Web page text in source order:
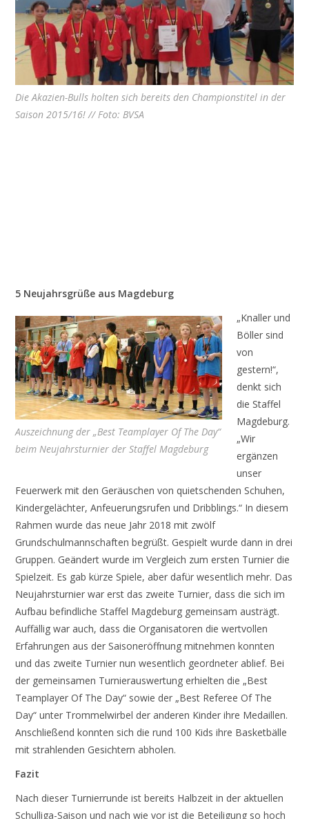
Die Akazien-Bulls holten sich bereits den Championstitel in der
Saison 2015/16! // Foto: BVSA
5 Neujahrsgrüße aus Magdeburg
Auszeichnung der „Best Teamplayer Of The Day“
beim Neujahrsturnier der Staffel Magdeburg
„Knaller und
Böller sind
von
gestern!“,
denkt sich
die Staffel
Magdeburg.
„Wir
ergänzen
unser
Feuerwerk mit den Geräuschen von quietschenden Schuhen,
Kindergelächter, Anfeuerungsrufen und Dribblings.“ In diesem
Rahmen wurde das neue Jahr 2018 mit zwölf
Grundschulmannschaften begrüßt. Gespielt wurde dann in drei
Gruppen. Geändert wurde im Vergleich zum ersten Turnier die
Spielzeit. Es gab kürze Spiele, aber dafür wesentlich mehr. Das
Neujahrsturnier war erst das zweite Turnier, dass die sich im
Aufbau befindliche Staffel Magdeburg gemeinsam austrägt.
Auffällig war auch, dass die Organisatoren die wertvollen
Erfahrungen aus der Saisoneröffnung mitnehmen konnten
und das zweite Turnier nun wesentlich geordneter ablief. Bei
der gemeinsamen Turnierauswertung erhielten die „Best
Teamplayer Of The Day“ sowie der „Best Referee Of The
Day“ unter Trommelwirbel der anderen Kinder ihre Medaillen.
Anschließend konnten sich die rund 100 Kids ihre Basketbälle
mit strahlenden Gesichtern abholen.
Fazit
Nach dieser Turnierrunde ist bereits Halbzeit in der aktuellen
Schulliga-Saison und nach wie vor ist die Beteiligung so hoch